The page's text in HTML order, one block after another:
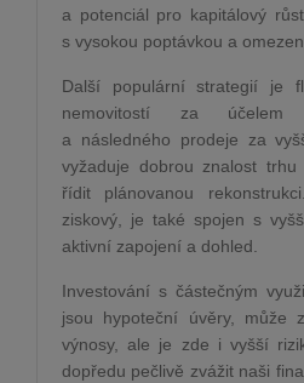
a potenciál pro kapitálový
s vysokou poptávkou a
Další populární strategií je
nemovitostí za účelem
a následného prodeje za
vyžaduje dobrou znalost trhu
řídit plánovanou
ziskový, je také spojen s
aktivní zapojení a dohled.
Investování s částečným
jsou hypoteční úvěry, může
výnosy, ale je zde i vyšší
dopředu pečlivě zvážit naši